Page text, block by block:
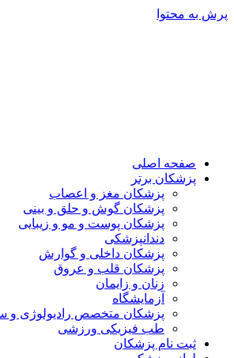
پرش به محتوا
صفحه اصلی
پزشکان برتر
پزشکان مغز و اعصاب
پزشکان گوش و حلق و بینی
پزشکان پوست و مو و زیبایی
دندانپزشکی
پزشکان داخلی و گوارش
پزشکان قلب و عروق
زنان و زایمان
آزمایشگاه
پزشکان متخصص رادیولوژی و
طب فیزیکی ورزشی
ثبت نام پزشکان